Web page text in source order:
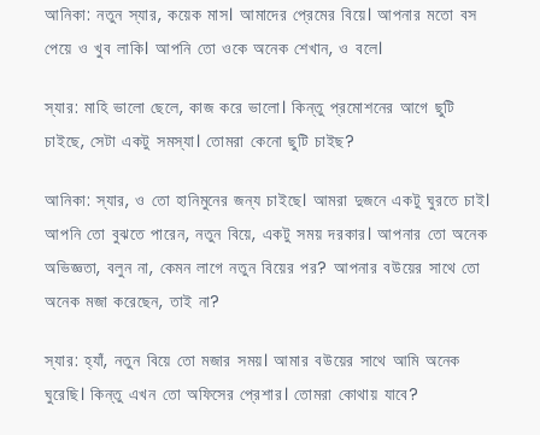
আনিকা: নতুন স্যার, কয়েক মাস। আমাদের প্রেমের বিয়ে। আপনার মতো বস
পেয়ে ও খুব লাকি। আপনি তো ওকে অনেক শেখান, ও বলে।
স্যার: মাহি ভালো ছেলে, কাজ করে ভালো। কিন্তু প্রমোশনের আগে ছুটি
চাইছে, সেটা একটু সমস্যা। তোমরা কেনো ছুটি চাইছ?
আনিকা: স্যার, ও তো হানিমুনের জন্য চাইছে। আমরা দুজনে একটু ঘুরতে চাই।
আপনি তো বুঝতে পারেন, নতুন বিয়ে, একটু সময় দরকার। আপনার তো অনেক
অভিজ্ঞতা, বলুন না, কেমন লাগে নতুন বিয়ের পর? আপনার বউয়ের সাথে তো
অনেক মজা করেছেন, তাই না?
স্যার: হ্যাঁ, নতুন বিয়ে তো মজার সময়। আমার বউয়ের সাথে আমি অনেক
ঘুরেছি। কিন্তু এখন তো অফিসের প্রেশার। তোমরা কোথায় যাবে?